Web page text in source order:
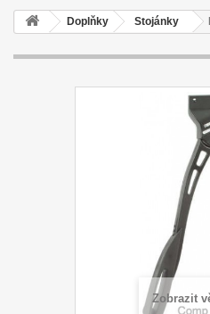
Doplňky Stojánky
Zobrazit